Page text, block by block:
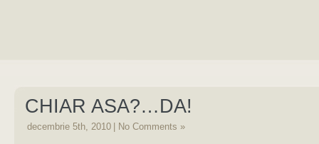
CHIAR ASA?…DA!
decembrie 5th, 2010 No Comments »